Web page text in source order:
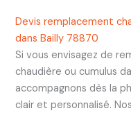
Devis remplacement
dans Bailly 78870
Si vous envisagez de
chaudière ou cumulus
accompagnons dès la
clair et personnalisé.